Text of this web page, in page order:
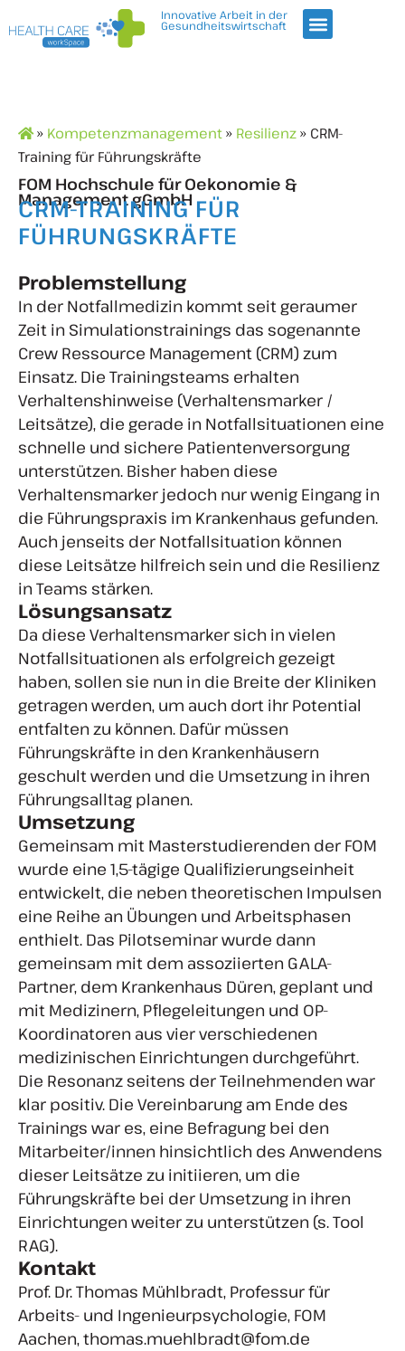
Innovative Arbeit in der
Gesundheitswirtschaft
» Kompetenzmanagement » Resilienz » CRM-
Training für Führungskräfte
FOM Hochschule für Oekonomie &
Management gGmbH
CRM-TRAINING FÜR
FÜHRUNGSKRÄFTE
Problemstellung
In der Notfallmedizin kommt seit geraumer
Zeit in Simulationstrainings das sogenannte
Crew Ressource Management (CRM) zum
Einsatz. Die Trainingsteams erhalten
Verhaltenshinweise (Verhaltensmarker /
Leitsätze), die gerade in Notfallsituationen eine
schnelle und sichere Patientenversorgung
unterstützen. Bisher haben diese
Verhaltensmarker jedoch nur wenig Eingang in
die Führungspraxis im Krankenhaus gefunden.
Auch jenseits der Notfallsituation können
diese Leitsätze hilfreich sein und die Resilienz
in Teams stärken.
Lösungsansatz
Da diese Verhaltensmarker sich in vielen
Notfallsituationen als erfolgreich gezeigt
haben, sollen sie nun in die Breite der Kliniken
getragen werden, um auch dort ihr Potential
entfalten zu können. Dafür müssen
Führungskräfte in den Krankenhäusern
geschult werden und die Umsetzung in ihren
Führungsalltag planen.
Umsetzung
Gemeinsam mit Masterstudierenden der FOM
wurde eine 1,5-tägige Qualifizierungseinheit
entwickelt, die neben theoretischen Impulsen
eine Reihe an Übungen und Arbeitsphasen
enthielt. Das Pilotseminar wurde dann
gemeinsam mit dem assoziierten GALA-
Partner, dem Krankenhaus Düren, geplant und
mit Medizinern, Pflegeleitungen und OP-
Koordinatoren aus vier verschiedenen
medizinischen Einrichtungen durchgeführt.
Die Resonanz seitens der Teilnehmenden war
klar positiv. Die Vereinbarung am Ende des
Trainings war es, eine Befragung bei den
Mitarbeiter/innen hinsichtlich des Anwendens
dieser Leitsätze zu initiieren, um die
Führungskräfte bei der Umsetzung in ihren
Einrichtungen weiter zu unterstützen (s. Tool
RAG).
Kontakt
Prof. Dr. Thomas Mühlbradt, Professur für
Arbeits- und Ingenieurpsychologie, FOM
Aachen, thomas.muehlbradt@fom.de